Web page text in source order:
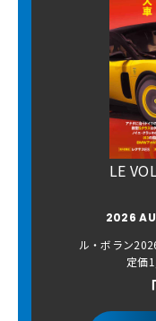
LE
2026
ル・ボラン
定価